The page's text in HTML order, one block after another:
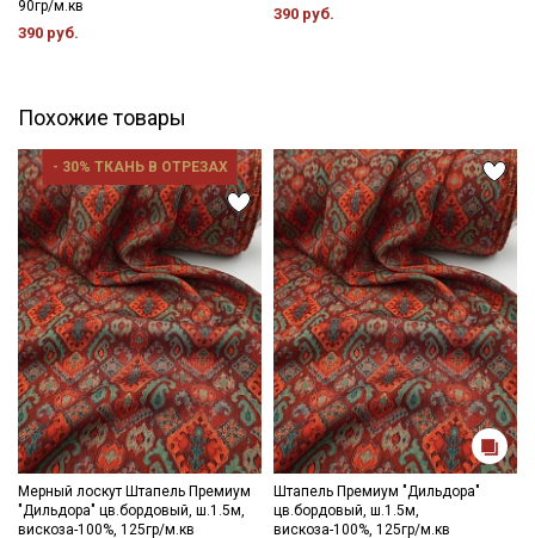
ткани в зависимости от настроек вашего монитора и в
зависимости от партии.
90гр/м.кв
390 руб.
390 руб.
Похожие товары
- 30% ТКАНЬ В ОТРЕЗАХ
Мерный лоскут Штапель Премиум
"Дильдора" цв.бордовый, ш.1.5м,
вискоза-100%, 125гр/м.кв
Штапель Премиум "Дильдора"
цв.бордовый, ш.1.5м,
вискоза-100%, 125гр/м.кв